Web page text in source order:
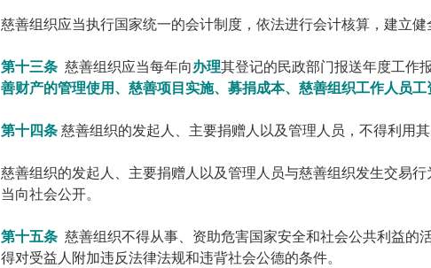
慈善组织应当执行国家统一的会计制度，依法进行会计核算，建立
第十三条 慈善组织应当每年向办理其登记的民政部门报送年度工作
善财产的管理使用、慈善项目实施、募捐成本、慈善组织工作人员
第十四条 慈善组织的发起人、主要捐赠人以及管理人员，不得利用
慈善组织的发起人、主要捐赠人以及管理人员与慈善组织发生交易
当向社会公开。
第十五条 慈善组织不得从事、资助危害国家安全和社会公共利益的
得对受益人附加违反法律法规和违背社会公德的条件。